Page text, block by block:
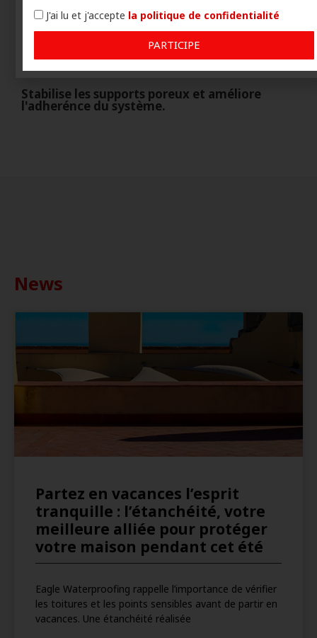
Stabilise les supports poreux et améliore
l'adherénce du système.
News
Partez en vacances l’esprit
tranquille : l’étanchéité, votre
meilleure alliée pour protéger
votre maison pendant cet été
Eagle Waterproofing rappelle l’importance de vérifier
les toitures et les points sensibles avant de partir en
vacances. Une étanchéité réalisée
J'ai lu et j'accepte la politique de confidentialité
PARTICIPE